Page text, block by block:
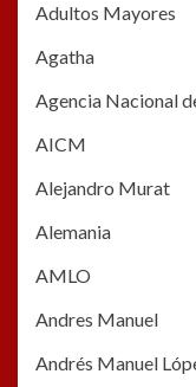
Adultos Mayores
Agatha
Agencia Nacional
AICM
Alejandro Murat
Alemania
AMLO
Andres Manuel
Andrés Manuel